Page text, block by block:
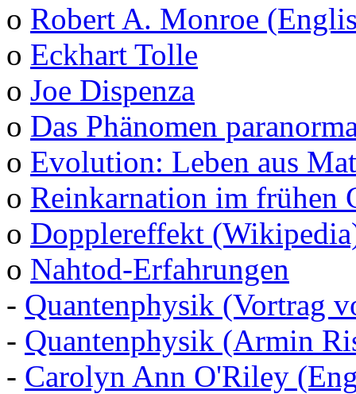
o Robert A. Monroe
o Eckhart Tolle
o Joe Dispenza
o Das Phänomen
o Evolution: Leben aus
o Reinkarnation im frühen
o Dopplereffekt
o Nahtod-Erfahrungen
- Quantenphysik (Vortrag
- Quantenphysik (Armin
- Carolyn Ann O'Riley